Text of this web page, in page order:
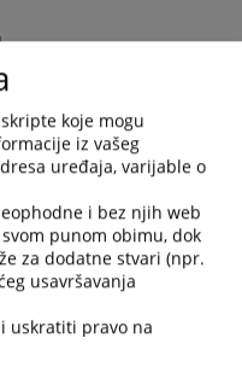
Добоју:
у Окружном суду
у Бијељини:
koje mogu
iz vašeg
uređaja, varijable o
i bez njih web
punom obimu, dok
za dodatne stvari (npr.
usavršavanja
uskratiti pravo na